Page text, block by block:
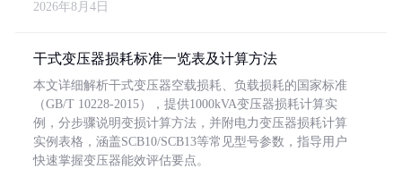
2026年8月4日
干式变压器损耗标准一览表及计算方法
本文详细解析干式变压器空载损耗、负载损耗的国家标准
（GB/T 10228-2015），提供1000kVA变压器损耗计算实
例，分步骤说明变损计算方法，并附电力变压器损耗计算
实例表格，涵盖SCB10/SCB13等常见型号参数，指导用户
快速掌握变压器能效评估要点。